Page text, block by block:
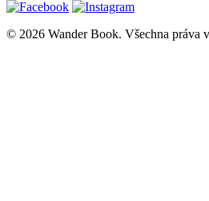
© 2026 Wander Book. Všechna práva